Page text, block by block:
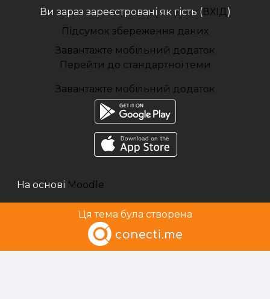
Ви зараз зареєстровані як гість (ВХІД )
Підсумок збереження даних
Завантажте мобільний додаток
Перейти до стандартної теми
Завантажте мобільний додаток
На основі Moodle
Ця тема була створена